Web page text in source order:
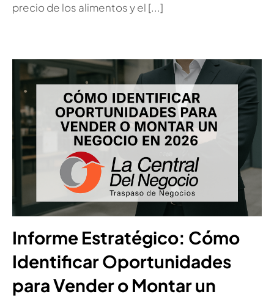
precio de los alimentos y el [...]
Informe Estratégico: Cómo
Identificar Oportunidades
para Vender o Montar un